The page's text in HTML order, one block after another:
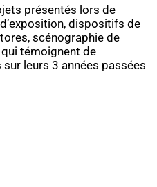
présentés lors de
dispositifs de
scénographie de
témoignent de
leurs 3 années passées